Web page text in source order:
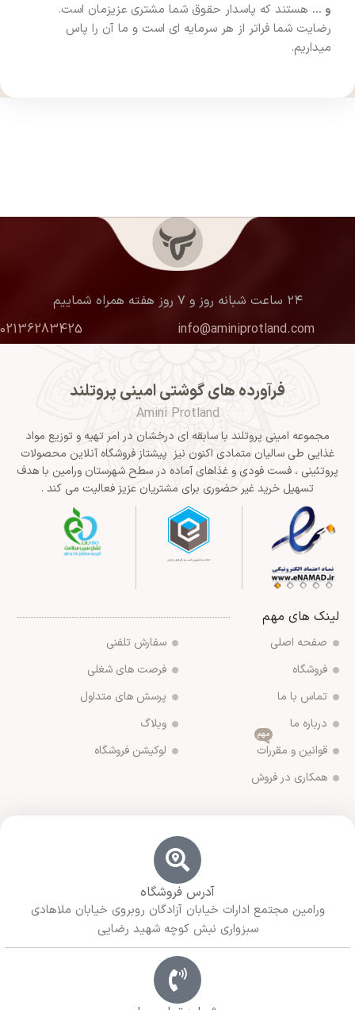
و … هستند که پاسدار حقوق شما مشتری عزیزمان است.
رضایت شما فراتر از هر سرمایه ای است و ما آن را پاس
میداریم.
۲۴ ساعت شبانه روز و ۷ روز هفته همراه شماییم
info@aminiprotland.com
02136283425
فرآورده های گوشتی امینی پروتلند
Amini Protland
مجموعه امینی پروتلند با سابقه ای درخشان در امر تهیه و توزیع مواد
غذایی طی سالیان متمادی اکنون نیز پیشتاز فروشگاه آنلاین محصولات
پروتئینی ، فست فودی و غذاهای آماده در سطح شهرستان ورامین با هدف
تسهیل خرید غیر حضوری برای مشتریان عزیز فعالیت می کند .
لینک های مهم
صفحه اصلی
فروشگاه
تماس با ما
درباره ما
قوانین و مقررات
مهم
همکاری در فروش
سفارش تلفنی
فرصت های شغلی
پرسش های متداول
وبلاگ
لوکیشن فروشگاه
آدرس فروشگاه
ورامین مجتمع ادارات خیابان آزادگان روبروی خیابان ملاهادی
سبزواری نبش کوچه شهید رضایی